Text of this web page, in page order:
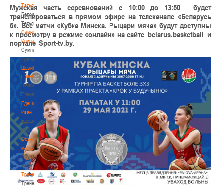
Татьяна
Белошапко
Татьяна
Сумникова
Ирина
Сумникова
Ирина
Швайбович
Елена
Швайбович
Елена
Едешко
Иван
Едешко
Иван
Обучающие
материалы
Обучающие
материалы
Тренерам
Тренерам
Мужская часть соревнований с 10:00 до 13:50 будет
транслироваться в прямом эфире на телеканале «Беларусь
5». Все матчи «Кубка Минска. Рыцари мяча» будут доступны
к просмотру в режиме «онлайн» на сайте belarus.basketball и
портале Sport-tv.by.